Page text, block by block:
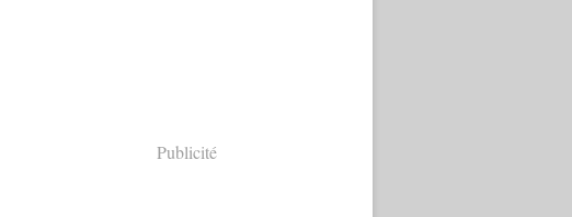
Publicité